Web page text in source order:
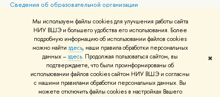
Мы используем файлы cookies для улучшения работы сайта
НИУ ВШЭ и большего удобства его использования. Более
подробную информацию об использовании файлов cookies
можно найти здесь, наши правила обработки персональных
данных –здесь. Продолжая пользоваться сайтом, вы
подтверждаете, что были проинформированы об
использовании файлов cookies сайтом НИУ ВШЭ и согласны
с нашими правилами обработки персональных данных. Вы
можете отключить файлы cookies в настройках Вашего
✖
Сведения об образовательной организации
Людям с ограниченными возможностями здоровья
Единая платежная страница
Работа в Вышке
© НИУ ВШЭ 1993–2026 Адреса и контакты Условия использования
материалов Политика конфиденциальности Карта сайта
Шрифты HSE Sans и HSE Slab разработаны вШколе дизайна НИУ ВШЭ